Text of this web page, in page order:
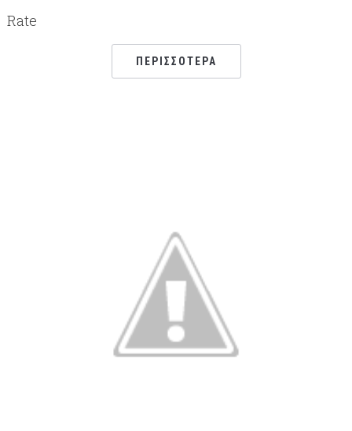
Rate
ΠΕΡΙΣΣΌΤΕΡΑ